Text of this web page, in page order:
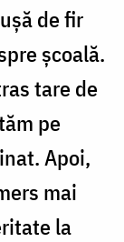
de fir
școală.
tare de
pe
Apoi,
mai
la